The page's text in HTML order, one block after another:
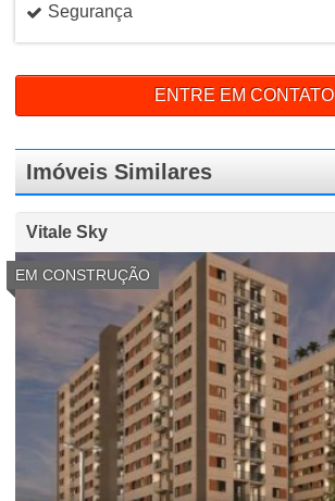
Segurança
ENTRE EM CONTATO
Imóveis Similares
Vitale Sky
EM CONSTRUÇÃO